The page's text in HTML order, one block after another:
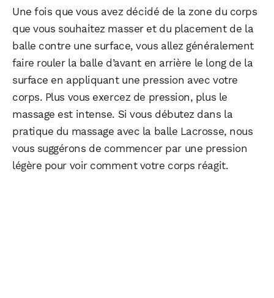
Une fois que vous avez décidé de la zone du corps
que vous souhaitez masser et du placement de la
balle contre une surface, vous allez généralement
faire rouler la balle d’avant en arrière le long de la
surface en appliquant une pression avec votre
corps. Plus vous exercez de pression, plus le
massage est intense. Si vous débutez dans la
pratique du massage avec la balle Lacrosse, nous
vous suggérons de commencer par une pression
légère pour voir comment votre corps réagit.